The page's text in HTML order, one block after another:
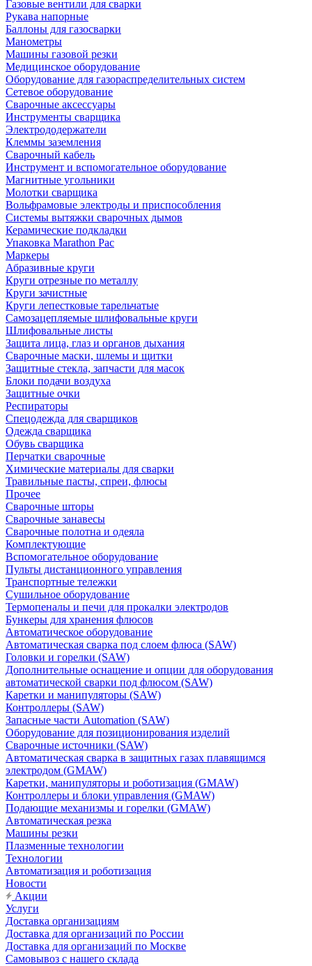
Газовые вентили для сварки
Рукава напорные
Баллоны для газосварки
Манометры
Машины газовой резки
Медицинское оборудование
Оборудование для газораспределительных систем
Сетевое оборудование
Сварочные аксессуары
Инструменты сварщика
Электрододержатели
Клеммы заземления
Сварочный кабель
Инструмент и вспомогательное оборудование
Магнитные угольники
Молотки сварщика
Вольфрамовые электроды и приспособления
Системы вытяжки сварочных дымов
Керамические подкладки
Упаковка Marathon Pac
Маркеры
Абразивные круги
Круги отрезные по металлу
Круги зачистные
Круги лепестковые тарельчатые
Самозацепляемые шлифовальные круги
Шлифовальные листы
Защита лица, глаз и органов дыхания
Сварочные маски, шлемы и щитки
Защитные стекла, запчасти для масок
Блоки подачи воздуха
Защитные очки
Респираторы
Спецодежда для сварщиков
Одежда сварщика
Обувь сварщика
Перчатки сварочные
Химические материалы для сварки
Травильные пасты, спреи, флюсы
Прочее
Сварочные шторы
Сварочные занавесы
Сварочные полотна и одеяла
Комплектующие
Вспомогательное оборудование
Пульты дистанционного управления
Транспортные тележки
Сушильное оборудование
Термопеналы и печи для прокалки электродов
Бункеры для хранения флюсов
Автоматическое оборудование
Автоматическая сварка под слоем флюса (SAW)
Головки и горелки (SAW)
Дополнительные оснащение и опции для оборудования
автоматической сварки под флюсом (SAW)
Каретки и манипуляторы (SAW)
Контроллеры (SAW)
Запасные части Automation (SAW)
Оборудование для позиционирования изделий
Сварочные источники (SAW)
Автоматическая сварка в защитных газах плавящимся
электродом (GMAW)
Каретки, манипуляторы и роботизация (GMAW)
Контроллеры и блоки управления (GMAW)
Подающие механизмы и горелки (GMAW)
Автоматическая резка
Машины резки
Плазменные технологии
Технологии
Автоматизация и роботизация
Новости
Акции
Услуги
Доставка организациям
Доставка для организаций по России
Доставка для организаций по Москве
Самовывоз с нашего склада